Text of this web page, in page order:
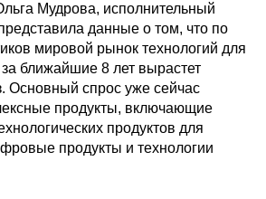
Мудрова, исполнительный
данные о том, что по
мировой рынок технологий для
ближайшие 8 лет вырастет
Основный спрос уже сейчас
продукты, включающие
продуктов для
продукты и технологии